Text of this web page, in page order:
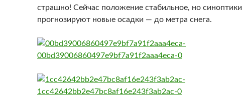
страшно! Сейчас положение стабильное, но синоптики
прогнозируют новые осадки — до метра снега.